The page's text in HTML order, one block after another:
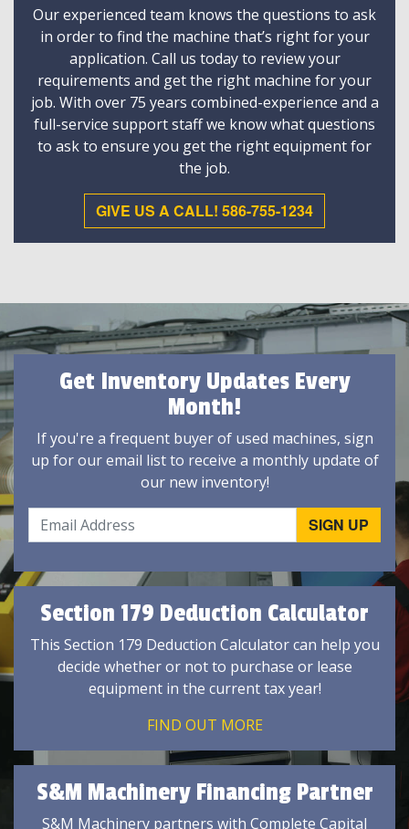
Our experienced team knows the questions to ask
in order to find the machine that’s right for your
application. Call us today to review your
requirements and get the right machine for your
job. With over 75 years combined-experience and a
full-service support staff we know what questions
to ask to ensure you get the right equipment for
the job.
GIVE US A CALL! 586-755-1234
Get Inventory Updates Every
Month!
If you're a frequent buyer of used machines, sign
up for our email list to receive a monthly update of
our new inventory!
Section 179 Deduction Calculator
This Section 179 Deduction Calculator can help you
decide whether or not to purchase or lease
equipment in the current tax year!
FIND OUT MORE
S&M Machinery Financing Partner
S&M Machinery partners with Complete Capital